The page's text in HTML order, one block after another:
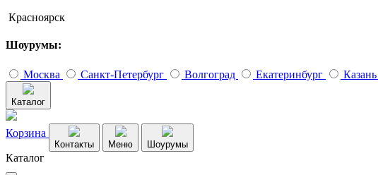
Красноярск
Шоурумы:
Москва Санкт-Петербург Волгоград Екатеринбург Казань
Каталог
Корзина
Контакты Меню Шоурумы
Каталог